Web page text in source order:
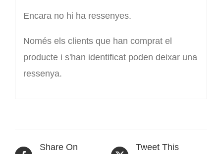
Encara no hi ha ressenyes.
Només els clients que han comprat el
producte i s'han identificat poden deixar una
ressenya.
Share On
Tweet This